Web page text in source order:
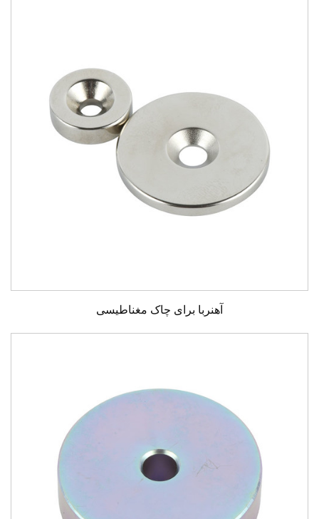
آهنربا برای چاک مغناطیسی